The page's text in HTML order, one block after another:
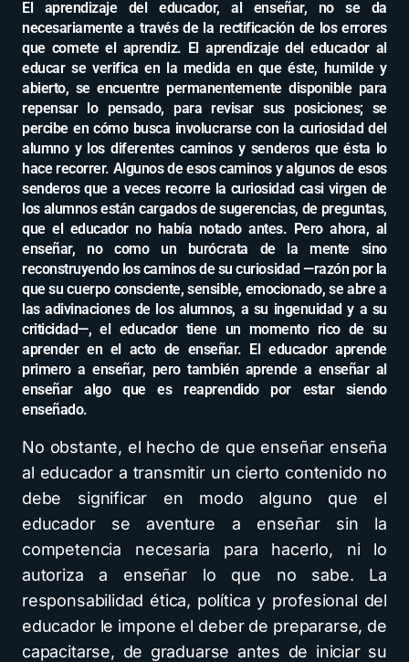
El aprendizaje del educador, al enseñar, no se da
necesariamente a través de la rectificación de los errores
que comete el aprendiz. El aprendizaje del educador al
educar se verifica en la medida en que éste, humilde y
abierto, se encuentre permanentemente disponible para
repensar lo pensado, para revisar sus posiciones; se
percibe en cómo busca involucrarse con la curiosidad del
alumno y los diferentes caminos y senderos que ésta lo
hace recorrer. Algunos de esos caminos y algunos de esos
senderos que a veces recorre la curiosidad casi virgen de
los alumnos están cargados de sugerencias, de preguntas,
que el educador no había notado antes. Pero ahora, al
enseñar, no como un burócrata de la mente sino
reconstruyendo los caminos de su curiosidad —razón por la
que su cuerpo consciente, sensible, emocionado, se abre a
las adivinaciones de los alumnos, a su ingenuidad y a su
criticidad—, el educador tiene un momento rico de su
aprender en el acto de enseñar. El educador aprende
primero a enseñar, pero también aprende a enseñar al
enseñar algo que es reaprendido por estar siendo
enseñado.
No obstante, el hecho de que enseñar enseña
al educador a transmitir un cierto contenido no
debe significar en modo alguno que el
educador se aventure a enseñar sin la
competencia necesaria para hacerlo, ni lo
autoriza a enseñar lo que no sabe. La
responsabilidad ética, política y profesional del
educador le impone el deber de prepararse, de
capacitarse, de graduarse antes de iniciar su